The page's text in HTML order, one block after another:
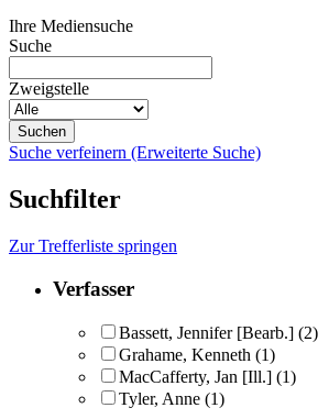
Ihre Mediensuche
Suche
Zweigstelle
Suche verfeinern (Erweiterte Suche)
Suchfilter
Zur Trefferliste springen
Verfasser
Bassett, Jennifer [Bearb.] (2)
Grahame, Kenneth (1)
MacCafferty, Jan [Ill.] (1)
Tyler, Anne (1)